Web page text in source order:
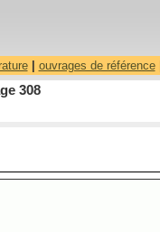
| ouvrages de référence|
308